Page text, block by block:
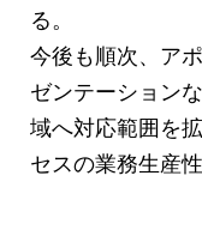
る。
今後も順次、ア
ゼンテーション
域へ対応範囲を
セスの業務生産